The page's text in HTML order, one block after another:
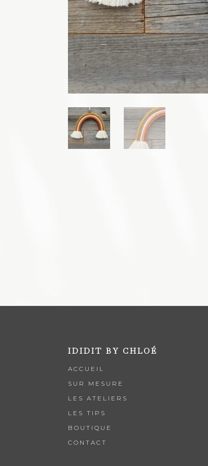
IDIDIT BY CHLOÉ
ACCUEIL
SUR MESURE
LES ATELIERS
LES TIPS
BOUTIQUE
CONTACT